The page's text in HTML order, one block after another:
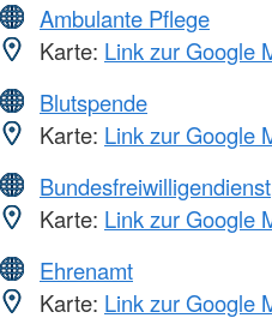
Ambulante Pflege
Karte: Link zur Google
Blutspende
Karte: Link zur Google
Bundesfreiwilligendienst
Karte: Link zur Google
Ehrenamt
Karte: Link zur Google